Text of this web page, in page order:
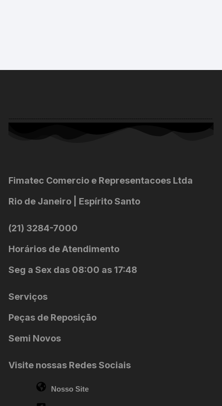
Fimatec Comercio e Representacoes Ltda
Rio de Janeiro | Espírito Santo
(21) 3284-7000
Horários de Atendimento
Seg a Sex das 08:00 as 17:48
Serviços
Peças de Reposição
Semi Novos
Visite nossas Redes Sociais
Nosso Site